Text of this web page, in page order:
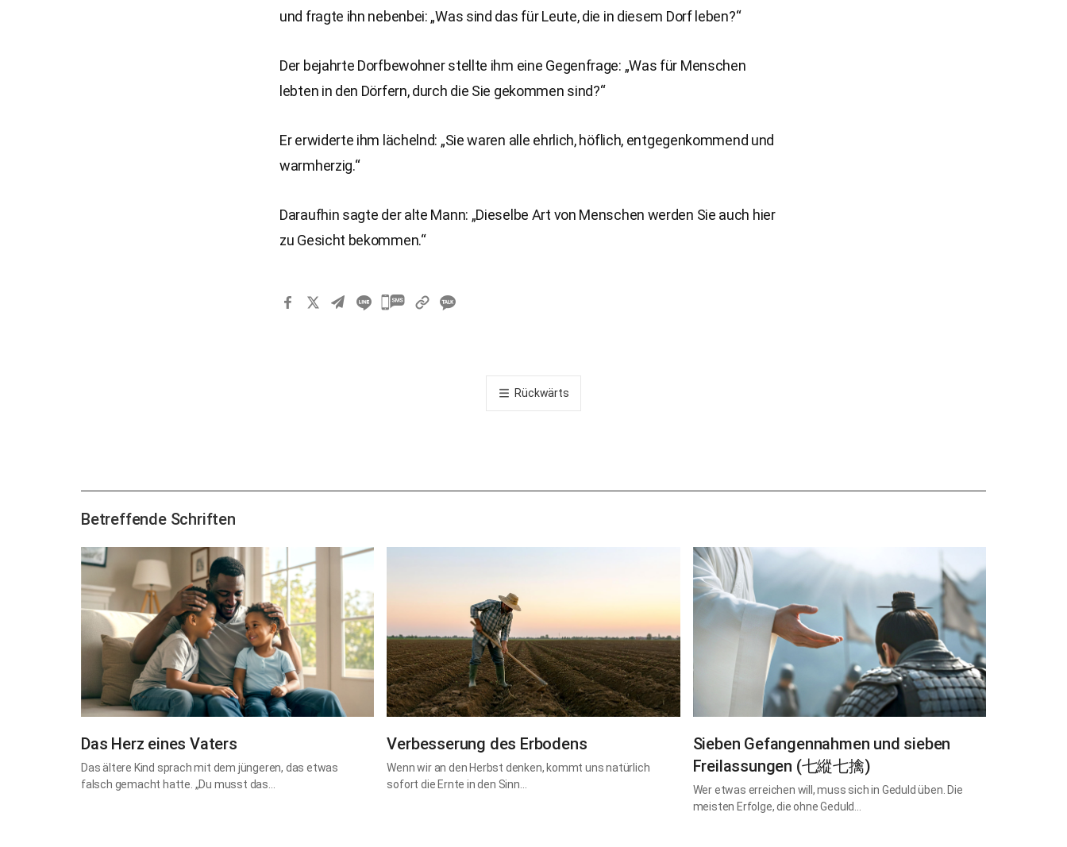
und fragte ihn nebenbei: „Was sind das für Leute, die in diesem Dorf leben?“
Der bejahrte Dorfbewohner stellte ihm eine Gegenfrage: „Was für Menschen
lebten in den Dörfern, durch die Sie gekommen sind?“
Er erwiderte ihm lächelnd: „Sie waren alle ehrlich, höflich, entgegenkommend und
warmherzig.“
Daraufhin sagte der alte Mann: „Dieselbe Art von Menschen werden Sie auch hier
zu Gesicht bekommen.“
카
Rückwärts
Betreffende Schriften
Das Herz eines Vaters
Das ältere Kind sprach mit dem jüngeren, das etwas
falsch gemacht hatte. „Du musst das…
Verbesserung des Erbodens
Wenn wir an den Herbst denken, kommt uns natürlich
sofort die Ernte in den Sinn…
Sieben Gefangennahmen und sieben
Freilassungen (七縱七擒)
Wer etwas erreichen will, muss sich in Geduld üben. Die
meisten Erfolge, die ohne Geduld…